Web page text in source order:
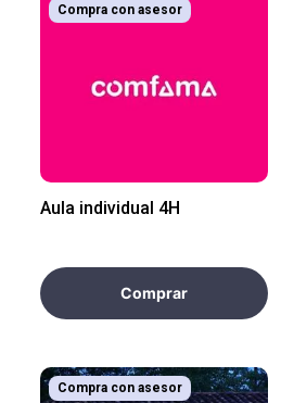
Aula individual 4H
Comprar
Compra con asesor
Compra con asesor